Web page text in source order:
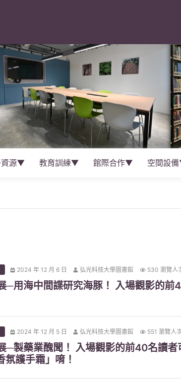
資源▼ 教育訓練▼ 館際合作▼ 空間設
2024 年 12 月 6 日 弘光科技大學圖書館 530 瀏覽人
─用海中間諜研究海豚！ 入場觀影的
2024 年 12 月 5 日 弘光科技大學圖書館 551 瀏覽人
─製藥業醜聞！ 入場觀影的前40名讀
氛護手霜」唷！